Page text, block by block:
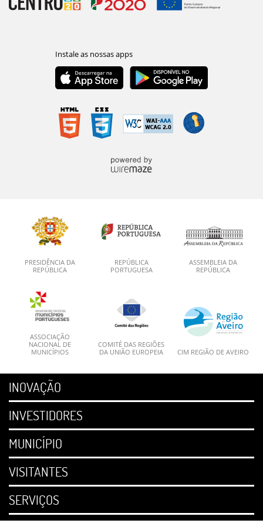
PRESIDÊNCIA DA
REPÚBLICA
REPÚBLICA
PORTUGUESA
ASSEMBLEIA DA
REPÚBLICA
ASSOCIAÇÃO
NACIONAL DE
MUNICÍPIOS
COMITÉ DAS REGIÕES
DA UNIÃO EUROPEIA
CIM REGIÃO DE AVEIRO
INOVAÇÃO
INVESTIDORES
MUNICÍPIO
VISITANTES
SERVIÇOS